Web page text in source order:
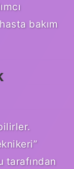
bakım
tarafından